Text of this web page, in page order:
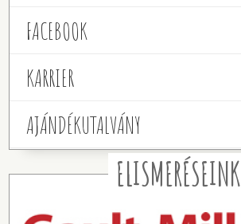
FACEBOOK
KARRIER
AJÁNDÉKUTALVÁNY
ELISMERÉSEINK